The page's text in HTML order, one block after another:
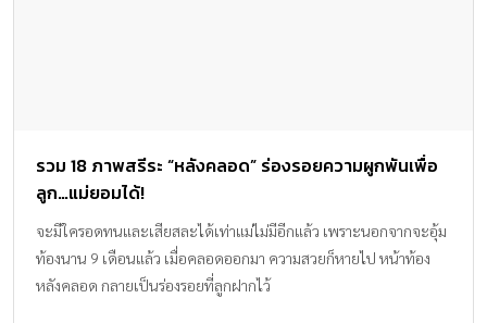
รวม 18 ภาพสรีระ “หลังคลอด” ร่องรอยความผูกพันเพื่อ
ลูก…แม่ยอมได้!
จะมีใครอดทนและเสียสละได้เท่าแม่ไม่มีอีกแล้ว เพราะนอกจากจะอุ้ม
ท้องนาน 9 เดือนแล้ว เมื่อคลอดออกมา ความสวยก็หายไป หน้าท้อง
หลังคลอด กลายเป็นร่องรอยที่ลูกฝากไว้